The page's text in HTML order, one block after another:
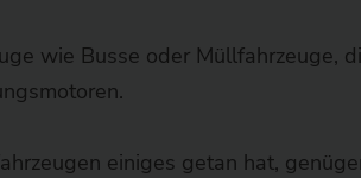
wie Busse oder Müllfahrzeuge,
einiges getan hat,